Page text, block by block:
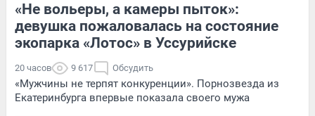
«Не вольеры, а камеры пыток»:
девушка пожаловалась на состояние
экопарка «Лотос» в Уссурийске
20 часов 9 617 Обсудить
«Мужчины не терпят конкуренции». Порнозвезда из
Екатеринбурга впервые показала своего мужа